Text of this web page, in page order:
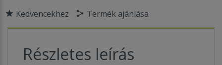
Kedvencekhez Termék ajánlása
Részletes leírás